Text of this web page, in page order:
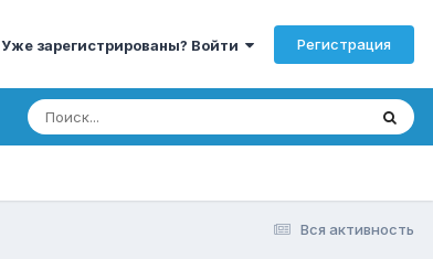
Уже зарегистрированы? Войти Регистрация
Вся активность